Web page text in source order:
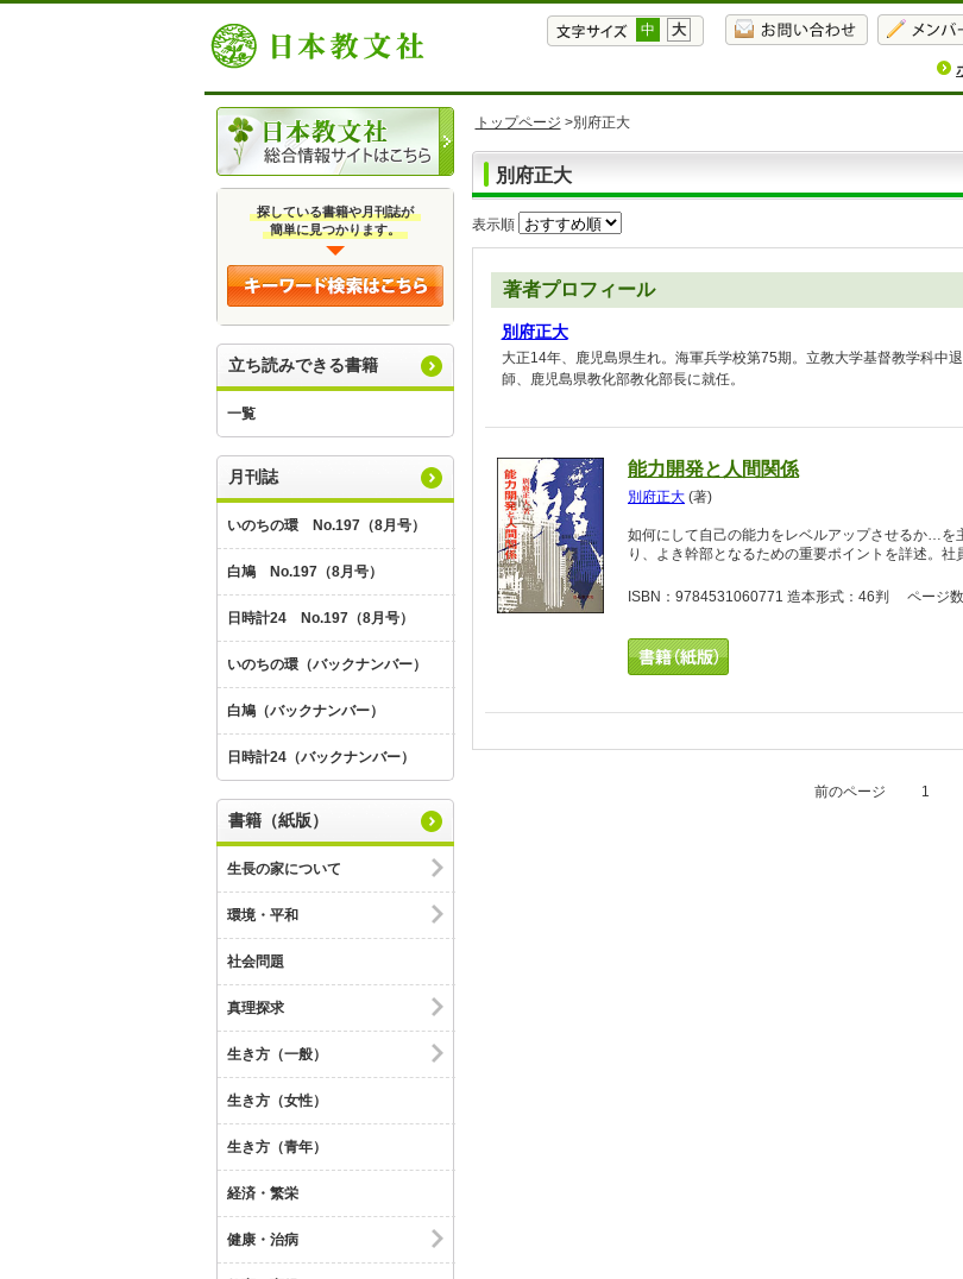
中 大
探している書籍や月刊誌が
簡単に見つかります。
立ち読みできる書籍
一覧
月刊誌
いのちの環 No.197（8月号）
白鳩 No.197（8月号）
日時計24 No.197（8月号）
いのちの環（バックナンバー）
白鳩（バックナンバー）
日時計24（バックナンバー）
書籍（紙版）
生長の家について
環境・平和
社会問題
真理探求
生き方（一般）
生き方（女性）
生き方（青年）
経済・繁栄
健康・治病
トップページ >別府正大
別府正大
表示順
著者プロフィール
別府正大
大正14年、鹿児島県生れ。海軍兵学校第75期。立教大学基督教学科中
師、鹿児島県教化部教化部長に就任。
能力開発と人間関係
別府正大 (著)
如何にして自己の能力をレベルアップさせるか…を
り、よき幹部となるための重要ポイントを詳述。社
ISBN：9784531060771 造本形式：46判 ページ
前のページ 1